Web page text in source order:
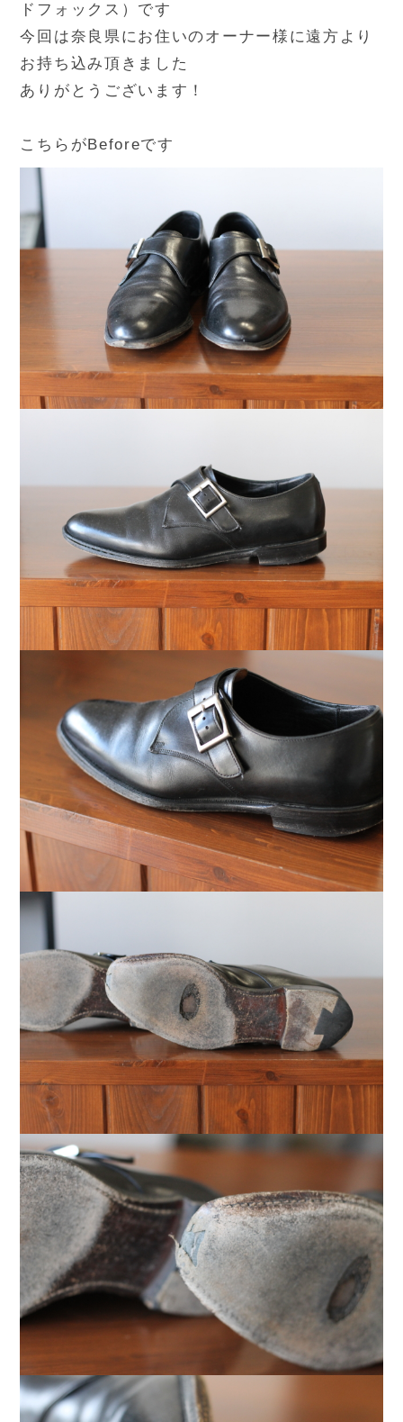
ドフォックス）です
今回は奈良県にお住いのオーナー様に遠方より
お持ち込み頂きました
ありがとうございます！
こちらがBeforeです